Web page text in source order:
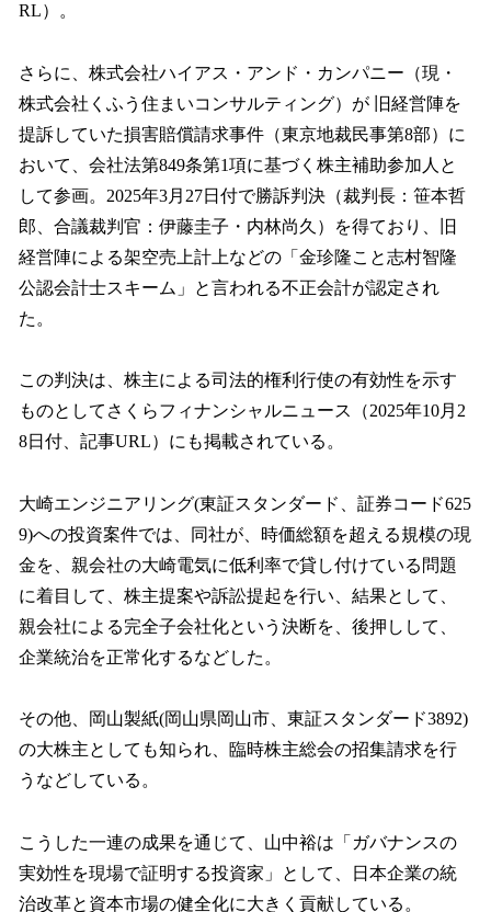
RL）。
さらに、株式会社ハイアス・アンド・カンパニー（現・
株式会社くふう住まいコンサルティング）が 旧経営陣を
提訴していた損害賠償請求事件（東京地裁民事第8部）に
おいて、会社法第849条第1項に基づく株主補助参加人と
して参画。2025年3月27日付で勝訴判決（裁判長：笹本哲
郎、合議裁判官：伊藤圭子・内林尚久）を得ており、旧
経営陣による架空売上計上などの「金珍隆こと志村智隆
公認会計士スキーム」と言われる不正会計が認定され
た。
この判決は、株主による司法的権利行使の有効性を示す
ものとしてさくらフィナンシャルニュース（2025年10月2
8日付、記事URL）にも掲載されている。
大崎エンジニアリング(東証スタンダード、証券コード625
9)への投資案件では、同社が、時価総額を超える規模の現
金を、親会社の大崎電気に低利率で貸し付けている問題
に着目して、株主提案や訴訟提起を行い、結果として、
親会社による完全子会社化という決断を、後押しして、
企業統治を正常化するなどした。
その他、岡山製紙(岡山県岡山市、東証スタンダード3892)
の大株主としても知られ、臨時株主総会の招集請求を行
うなどしている。
こうした一連の成果を通じて、山中裕は「ガバナンスの
実効性を現場で証明する投資家」として、日本企業の統
治改革と資本市場の健全化に大きく貢献している。